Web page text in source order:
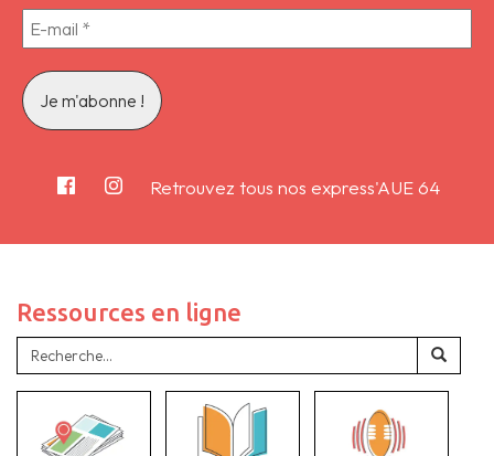
Retrouvez tous nos express'AUE 64
Ressources en ligne